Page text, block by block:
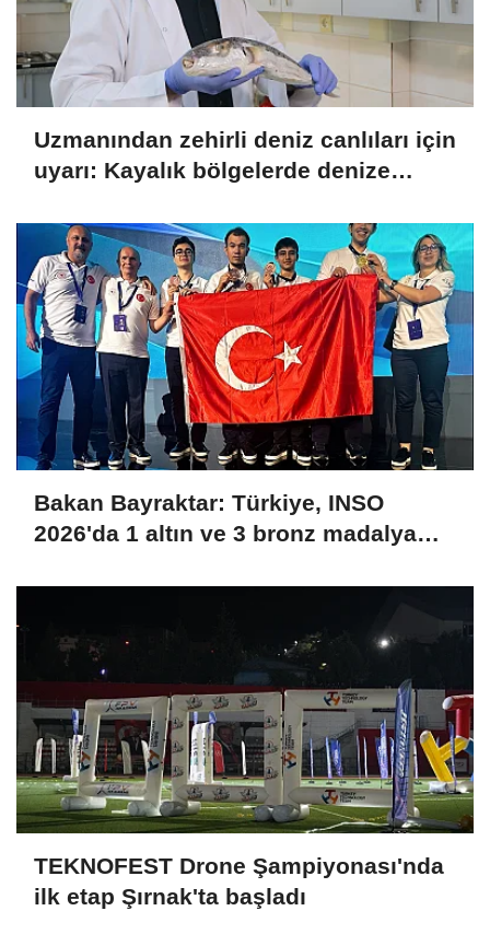
Uzmanından zehirli deniz canlıları için
uyarı: Kayalık bölgelerde denize
Bakan Bayraktar: Türkiye, INSO
2026'da 1 altın ve 3 bronz madalya
bir giriş yaptı
TEKNOFEST Drone Şampiyonası'nda
ilk etap Şırnak'ta başladı